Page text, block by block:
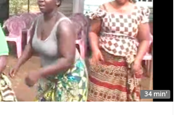
34 min'